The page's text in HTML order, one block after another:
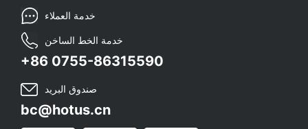
خدمة العملاء
خدمة الخط الساخن
+86 0755-86315590
صندوق البريد
bc@hotus.cn